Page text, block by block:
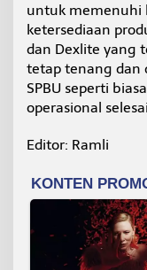
untuk memenuhi
ketersediaan
dan Dexlite yang
tetap tenang dan
SPBU seperti
operasional
Editor: Ramli